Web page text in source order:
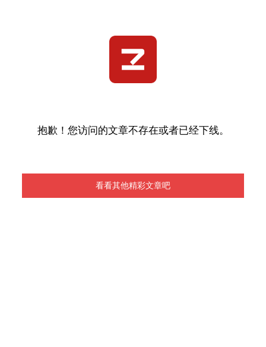
抱歉！您访问的文章不存在或者已经下线。
看看其他精彩文章吧